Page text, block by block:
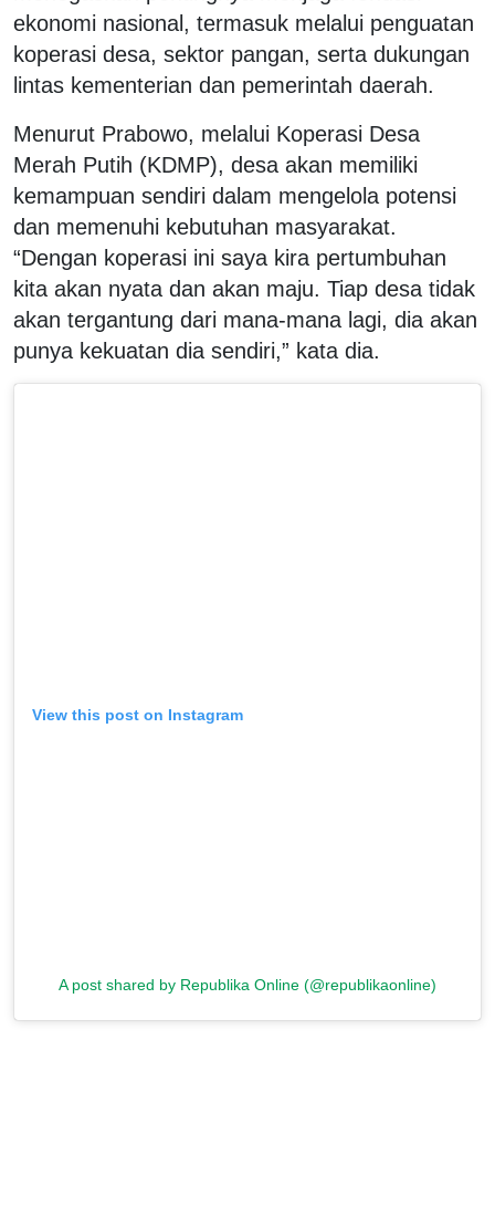
ekonomi nasional, termasuk melalui penguatan
koperasi desa, sektor pangan, serta dukungan
lintas kementerian dan pemerintah daerah.
Menurut Prabowo, melalui Koperasi Desa
Merah Putih (KDMP), desa akan memiliki
kemampuan sendiri dalam mengelola potensi
dan memenuhi kebutuhan masyarakat.
“Dengan koperasi ini saya kira pertumbuhan
kita akan nyata dan akan maju. Tiap desa tidak
akan tergantung dari mana-mana lagi, dia akan
punya kekuatan dia sendiri,” kata dia.
View this post on Instagram
A post shared by Republika Online (@republikaonline)